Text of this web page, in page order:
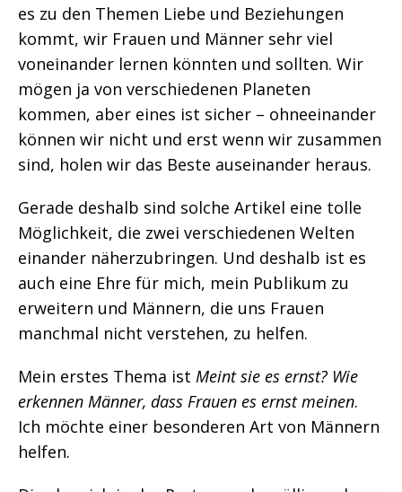
es zu den Themen Liebe und Beziehungen
kommt, wir Frauen und Männer sehr viel
voneinander lernen könnten und sollten. Wir
mögen ja von verschiedenen Planeten
kommen, aber eines ist sicher – ohneeinander
können wir nicht und erst wenn wir zusammen
sind, holen wir das Beste auseinander heraus.
Gerade deshalb sind solche Artikel eine tolle
Möglichkeit, die zwei verschiedenen Welten
einander näherzubringen. Und deshalb ist es
auch eine Ehre für mich, mein Publikum zu
erweitern und Männern, die uns Frauen
manchmal nicht verstehen, zu helfen.
Mein erstes Thema ist Meint sie es ernst? Wie
erkennen Männer, dass Frauen es ernst meinen.
Ich möchte einer besonderen Art von Männern
helfen.